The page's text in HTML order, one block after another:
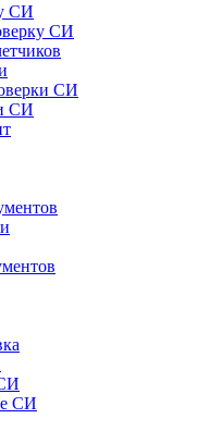
СИ
СИ
СИ
СИ
СИ